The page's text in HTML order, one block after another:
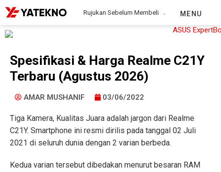
Rujukan Sebelum Membeli MENU
Spesifikasi & Harga Realme C21Y
Terbaru (Agustus 2026)
AMAR MUSHANIF 03/06/2022
Tiga Kamera, Kualitas Juara adalah jargon dari Realme
C21Y. Smartphone ini resmi dirilis pada tanggal 02 Juli
2021 di seluruh dunia dengan 2 varian berbeda.
Kedua varian tersebut dibedakan menurut besaran RAM